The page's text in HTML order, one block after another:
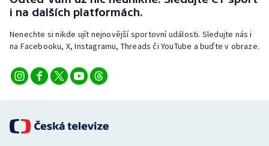
i na dalších platformách.
Nenechte si nikde ujít nejnovější sportovní události. Sledujte nás i
na Facebooku, X, Instagramu, Threads či YouTube a buďte v obraze.